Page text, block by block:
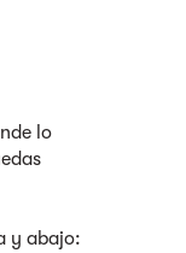
lo
y abajo: